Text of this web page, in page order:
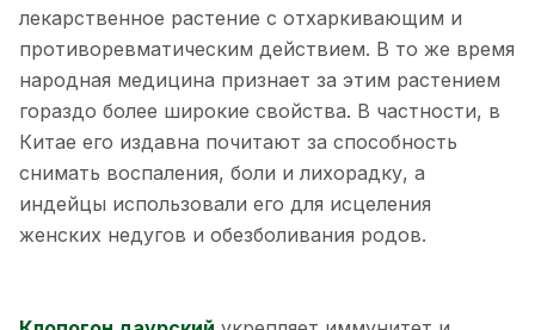
лекарственное растение с отхаркивающим и
противоревматическим действием. В то же время
народная медицина признает за этим растением
гораздо более широкие свойства. В частности, в
Китае его издавна почитают за способность
снимать воспаления, боли и лихорадку, а
индейцы использовали его для исцеления
женских недугов и обезболивания родов.